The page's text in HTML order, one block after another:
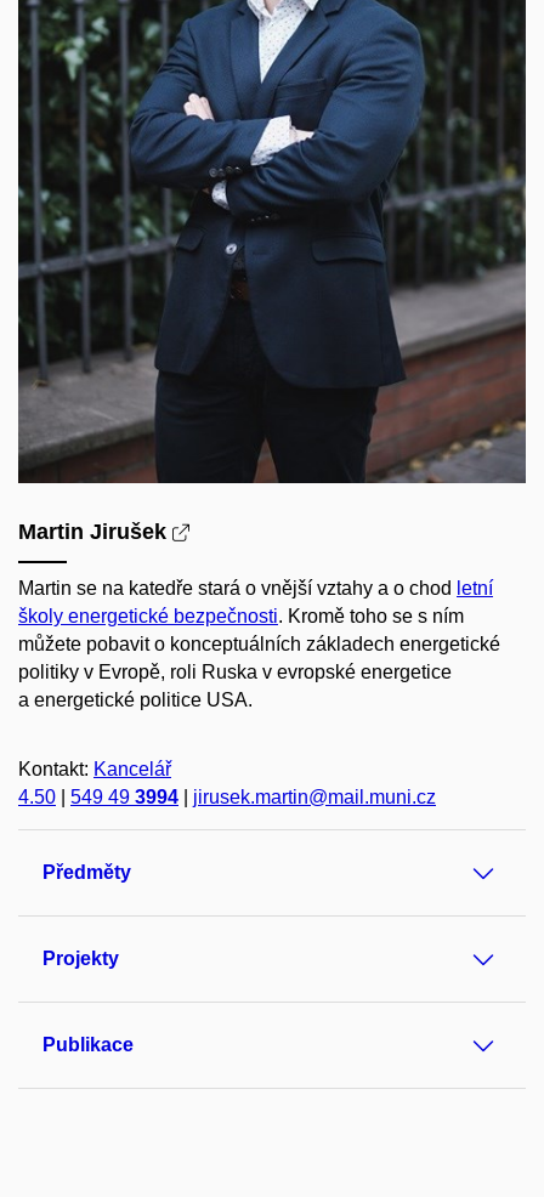
Martin Jirušek
Martin se na katedře stará o vnější vztahy a o chod letní
školy energetické bezpečnosti. Kromě toho se s ním
můžete pobavit o konceptuálních základech energetické
politiky v Evropě, roli Ruska v evropské energetice
a energetické politice USA.
Kontakt: Kancelář
4.50
549 49 3994 jirusek.martin@mail.muni.cz
Předměty
Projekty
Publikace